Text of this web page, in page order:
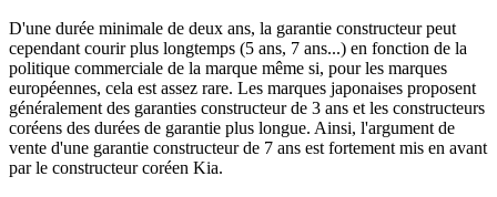
D'une durée minimale de deux ans, la garantie constructeur peut
cependant courir plus longtemps (5 ans, 7 ans...) en fonction de la
politique commerciale de la marque même si, pour les marques
européennes, cela est assez rare. Les marques japonaises proposent
généralement des garanties constructeur de 3 ans et les constructeurs
coréens des durées de garantie plus longue. Ainsi, l'argument de
vente d'une garantie constructeur de 7 ans est fortement mis en avant
par le constructeur coréen Kia.